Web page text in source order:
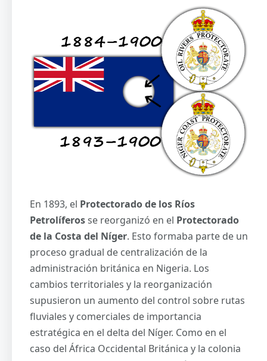
En 1893, el Protectoradode los Ríos
Petrolíferosse reorganizó en el Protectorado
de la Costa del Níger. Esto formaba parte de un
proceso gradual de centralización de la
administración británica en Nigeria. Los
cambios territoriales y la reorganización
supusieron un aumento del control sobre rutas
fluviales y comerciales de importancia
estratégica en el delta del Níger. Como en el
caso del África Occidental Británica y la colonia